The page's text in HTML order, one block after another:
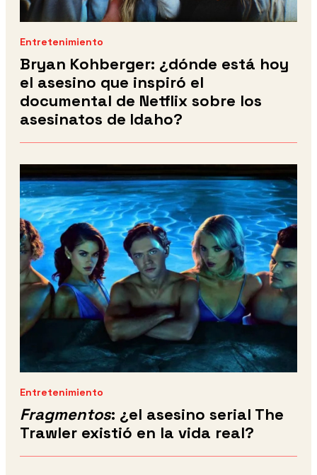
Entretenimiento
Bryan Kohberger: ¿dónde está hoy
el asesino que inspiró el
documental de Netflix sobre los
asesinatos de Idaho?
Entretenimiento
Fragmentos: ¿el asesino serial The
Trawler existió en la vida real?